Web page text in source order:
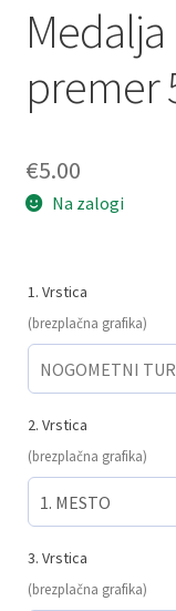
Medalja
premer
€5.00
Na zalogi
1. Vrstica
(brezplačna grafika)
2. Vrstica
(brezplačna grafika)
3. Vrstica
(brezplačna grafika)